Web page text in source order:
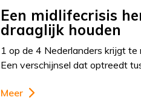
Een midlifecrisis
draaglijk houden
1 op de 4 Nederlanders krijgt te
Een verschijnsel dat optreedt
Meer